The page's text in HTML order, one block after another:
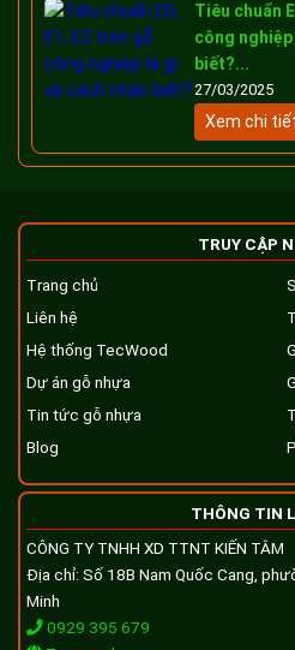
Tiêu chuẩn
công nghiệp
biết?...
27/03/2025
Xem chi
TRUY CẬP
Trang chủ
Liên hệ
Hệ thống TecWood
Dự án gỗ nhựa
Tin tức gỗ nhựa
Blog
THÔNG TIN
CÔNG TY TNHH XD TTNT KIẾN TÂM
Địa chỉ: Số 18B Nam Quốc Cang,
Minh
0929 395 679